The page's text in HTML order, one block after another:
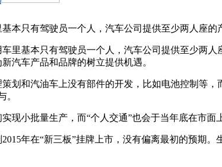
本只有驾驶员一个人，汽车公司提供至少两人座的
里基本只有驾驶员一个人，汽车公司提供至少两
汽车产品和品牌的树立提供机遇。
划和汽油车上没有部件的开发，比如电池控制等
。
现小批量生产，而“个人交通”也会于当年底在市面
年在“新三板”挂牌上市，没有偏离最初的预期。